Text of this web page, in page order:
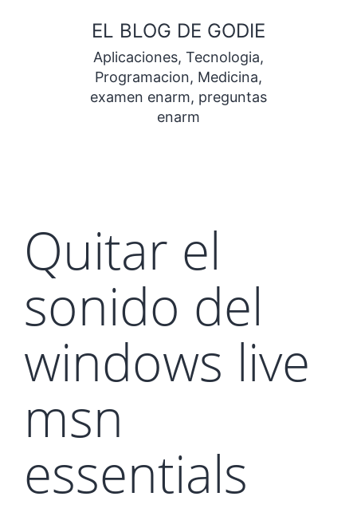
contenido
EL BLOG DE GODIE
Aplicaciones, Tecnologia,
Programacion, Medicina,
examen enarm, preguntas
enarm
Quitar el
sonido del
windows live
msn
essentials